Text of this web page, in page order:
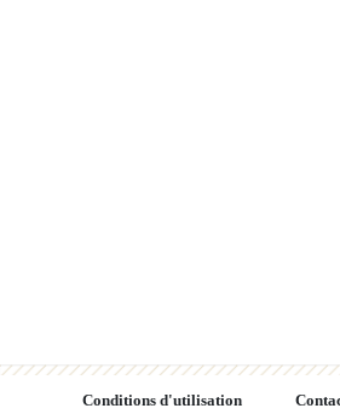
Conditions d'utilisation